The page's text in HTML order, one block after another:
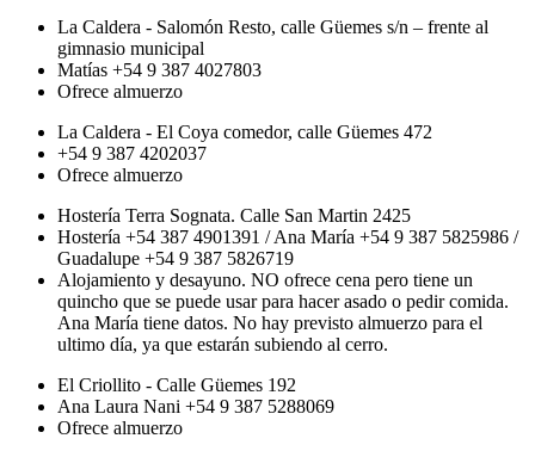
La Caldera - Salomón Resto, calle Güemes s/n – frente al
gimnasio municipal
Matías +54 9 387 4027803
Ofrece almuerzo
La Caldera - El Coya comedor, calle Güemes 472
+54 9 387 4202037
Ofrece almuerzo
Hostería Terra Sognata. Calle San Martin 2425
Hostería +54 387 4901391 / Ana María +54 9 387 5825986 /
Guadalupe +54 9 387 5826719
Alojamiento y desayuno. NO ofrece cena pero tiene un
quincho que se puede usar para hacer asado o pedir comida.
Ana María tiene datos. No hay previsto almuerzo para el
ultimo día, ya que estarán subiendo al cerro.
El Criollito - Calle Güemes 192
Ana Laura Nani +54 9 387 5288069
Ofrece almuerzo